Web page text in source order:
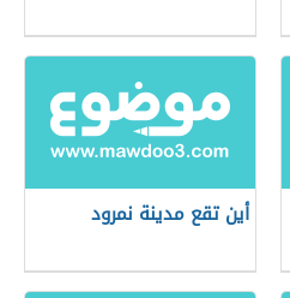
أين تقع مدينة نمرود